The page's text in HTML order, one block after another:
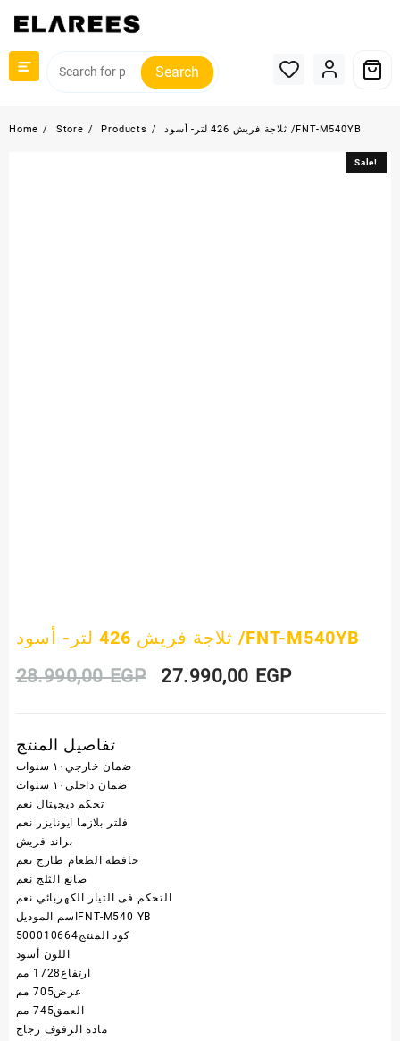
Search
Home Store Products ثلاجة فريش 426 لتر- أسود /FNT-M540YB
Sale!
ثلاجة فريش 426 لتر- أسود /FNT-M540YB
28.990,00EGP
Original
27.990,00 EGPCurrent
تفاصيل المنتج
ضمان خارجي ١٠ سنوات
ضمان داخلي ١٠ سنوات
تحكم ديجيتال نعم
فلتر بلازما ايونايزر نعم
براند فريش
حافظة الطعام طازج نعم
صانع الثلج نعم
التحكم فى التيار الكهربائي نعم
اسم الموديل FNT-M540 YB
كود المنتج500010664
اللون
أسود
ارتفاع1728 مم
عرض705 مم
العمق745 مم
مادة الرفوف زجاج
Sale!